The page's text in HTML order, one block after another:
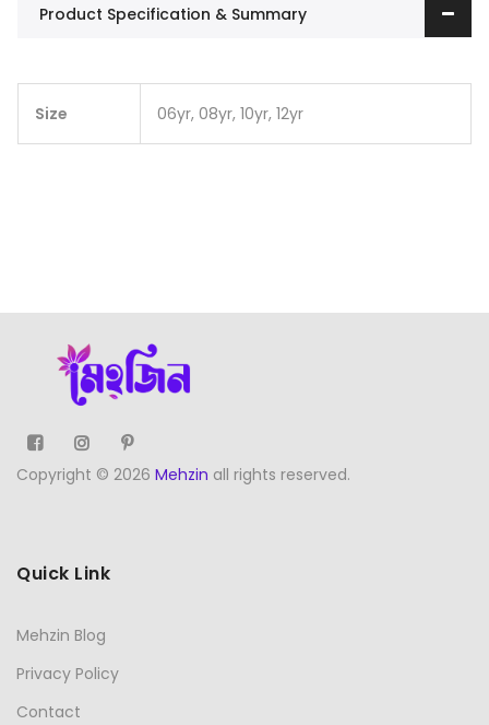
Product Specification & Summary
Size 06yr, 08yr, 10yr, 12yr
Copyright © 2026 Mehzin all rights reserved.
Quick Link
Mehzin Blog
Privacy Policy
Contact